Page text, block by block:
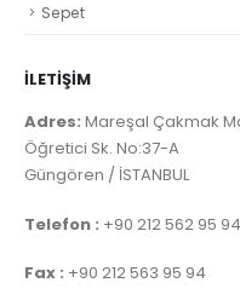
Sepet
İLETİŞİM
Adres: Mareşal Çakmak
Öğretici Sk. No:37-A
Güngören / İSTANBUL
Telefon : +90 212 562 95 94
Fax : +90 212 563 95 94